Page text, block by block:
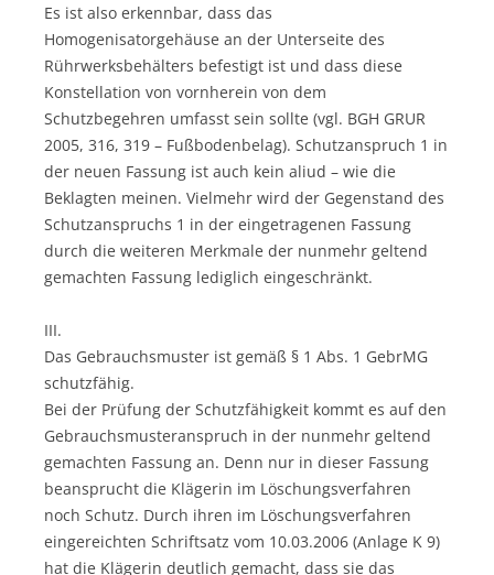
Es ist also erkennbar, dass das
Homogenisatorgehäuse an der Unterseite des
Rührwerksbehälters befestigt ist und dass diese
Konstellation von vornherein von dem
Schutzbegehren umfasst sein sollte (vgl. BGH GRUR
2005, 316, 319 – Fußbodenbelag). Schutzanspruch 1 in
der neuen Fassung ist auch kein aliud – wie die
Beklagten meinen. Vielmehr wird der Gegenstand des
Schutzanspruchs 1 in der eingetragenen Fassung
durch die weiteren Merkmale der nunmehr geltend
gemachten Fassung lediglich eingeschränkt.
III.
Das Gebrauchsmuster ist gemäß § 1 Abs. 1 GebrMG
schutzfähig.
Bei der Prüfung der Schutzfähigkeit kommt es auf den
Gebrauchsmusteranspruch in der nunmehr geltend
gemachten Fassung an. Denn nur in dieser Fassung
beansprucht die Klägerin im Löschungsverfahren
noch Schutz. Durch ihren im Löschungsverfahren
eingereichten Schriftsatz vom 10.03.2006 (Anlage K 9)
hat die Klägerin deutlich gemacht, dass sie das